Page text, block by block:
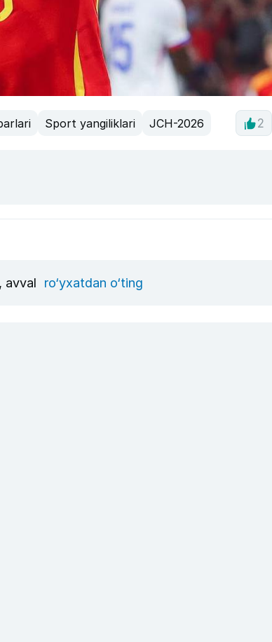
Sport yangiliklari JCH-2026 2
avval ro‘yxatdan o‘ting